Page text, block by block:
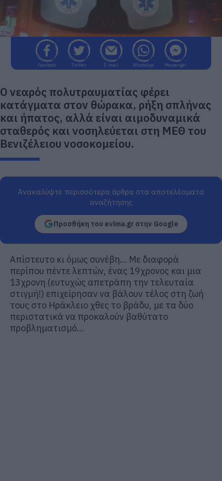
Facebook Twitter E-mail WhatsApp Messenger
Ο νεαρός πολυτραυματίας φέρει
κατάγματα στον θώρακα, ρήξη σπλήνας
και ήπατος, αλλά είναι αιμοδυναμικά
σταθερός και νοσηλεύεται στη ΜΕΘ του
Βενιζέλειου νοσοκομείου.
Ανακαλύψτε περισσότερα άρθρα στα αποτελέσματα
αναζήτησης
Προσθήκη του evima.gr στην Google
Απίστευτο κι όμως συνέβη… Με διαφορά
περίπου πέντε λεπτών, ένας 19χρονος και μια
13χρονη (ευτυχώς απετράπη την τελευταία
στιγμή!) επιχείρησαν να βάλουν τέλος στη ζωή
τους στο Ηράκλειο χθες το βράδυ, με τα δύο
περιστατικά να προκαλούν βαθύτατο
προβληματισμό…